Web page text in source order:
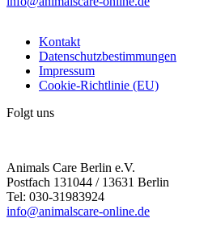
Kontakt
Datenschutzbestimmungen
Impressum
Cookie-Richtlinie (EU)
Folgt uns
Animals Care Berlin e.V.
Postfach 131044 / 13631 Berlin
Tel: 030-31983924
info@animalscare-online.de